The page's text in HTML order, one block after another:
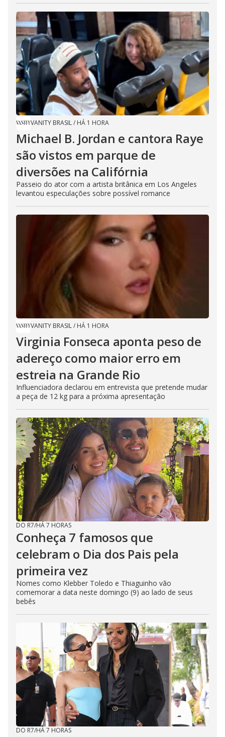
VANITY BRASIL/ HÁ 1 HORA
Michael B. Jordan e cantora Raye
são vistos em parque de
diversões na Califórnia
Passeio do ator com a artista britânica em Los Angeles
levantou especulações sobre possível romance
VANITY BRASIL/ HÁ 1 HORA
Virginia Fonseca aponta peso de
adereço como maior erro em
estreia na Grande Rio
Influenciadora declarou em entrevista que pretende mudar
a peça de 12 kg para a próxima apresentação
DO R7/HÁ 7 HORAS
Conheça 7 famosos que
celebram o Dia dos Pais pela
primeira vez
Nomes como Klebber Toledo e Thiaguinho vão
comemorar a data neste domingo (9) ao lado de seus
bebês
DO R7/HÁ 7 HORAS